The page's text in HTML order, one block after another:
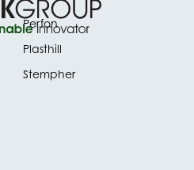
Perfon
Plasthill
Stempher